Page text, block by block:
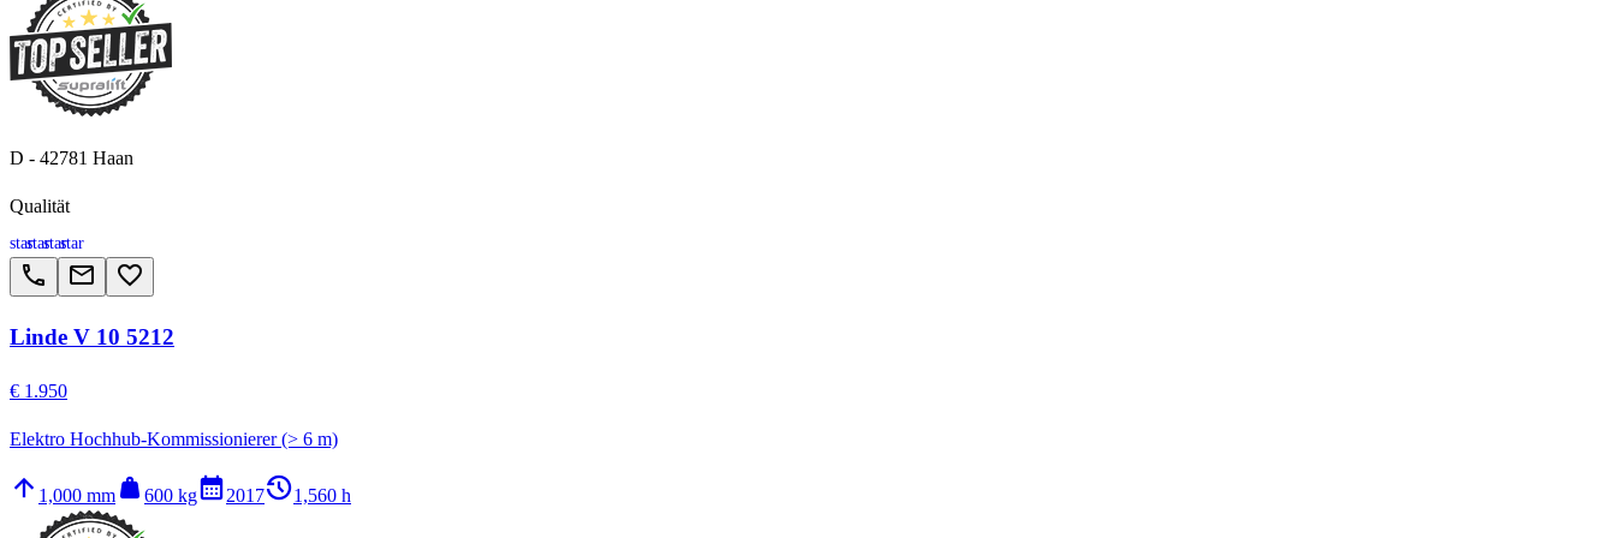
D - 42781 Haan
Qualität
starstarstarstar
call email favorite_border
Linde V 10 5212
€ 1.950
Elektro Hochhub-Kommissionierer (> 6 m)
arrow_upward 1,000 mm weight 600 kgcalendar_month2017history_21,560 h